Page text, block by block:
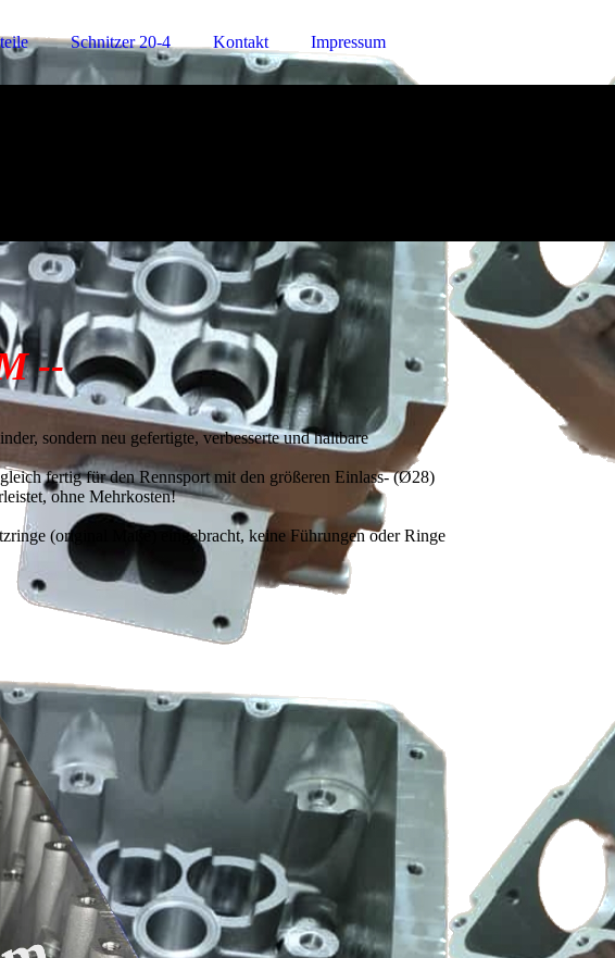
Schnitzer 20-4 Kontakt Impressum
--
sondern neu gefertigte, verbesserte und haltbare
fertig für den Rennsport mit den größeren Einlass- (Ø28)
ohne Mehrkosten!
(original Maße) eingebracht, keine Führungen oder Ringe